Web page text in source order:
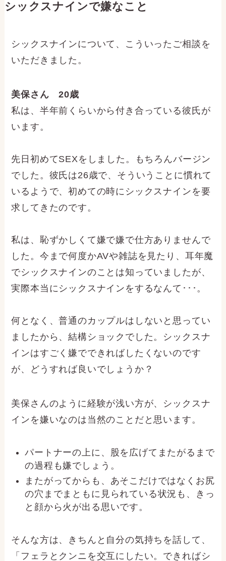
シックスナインで嫌なこと
シックスナインについて、こういったご相談を
いただきました。
美保さん 20歳
私は、半年前くらいから付き合っている彼氏が
います。
先日初めてSEXをしました。もちろんバージン
でした。彼氏は26歳で、そういうことに慣れて
いるようで、初めての時にシックスナインを要
求してきたのです。
私は、恥ずかしくて嫌で嫌で仕方ありませんで
した。今まで何度かAVや雑誌を見たり、耳年魔
でシックスナインのことは知っていましたが、
実際本当にシックスナインをするなんて･･･。
何となく、普通のカップルはしないと思ってい
ましたから、結構ショックでした。シックスナ
インはすごく嫌でできればしたくないのです
が、どうすれば良いでしょうか？
美保さんのように経験が浅い方が、シックスナ
インを嫌いなのは当然のことだと思います。
パートナーの上に、股を広げてまたがるまで
の過程も嫌でしょう。
またがってからも、あそこだけではなくお尻
の穴までまともに見られている状況も、きっ
と顔から火が出る思いです。
そんな方は、きちんと自分の気持ちを話して、
「フェラとクンニを交互にしたい。できればシ